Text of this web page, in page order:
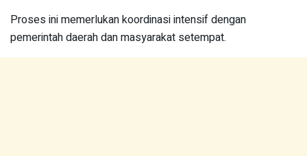
Proses ini memerlukan koordinasi intensif dengan
pemerintah daerah dan masyarakat setempat.